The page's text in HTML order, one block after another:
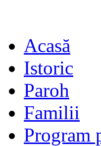
Acasă
Istoric
Paroh
Familii
Program